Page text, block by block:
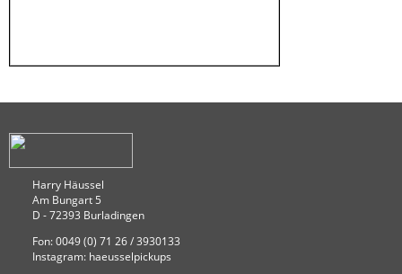
Harry Häussel
Am Bungart 5
D - 72393 Burladingen
Fon: 0049 (0) 71 26 / 3930133
Instagram: haeusselpickups